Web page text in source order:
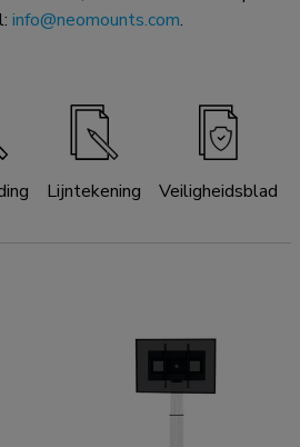
info@neomounts.com.
Lijntekening Veiligheidsblad